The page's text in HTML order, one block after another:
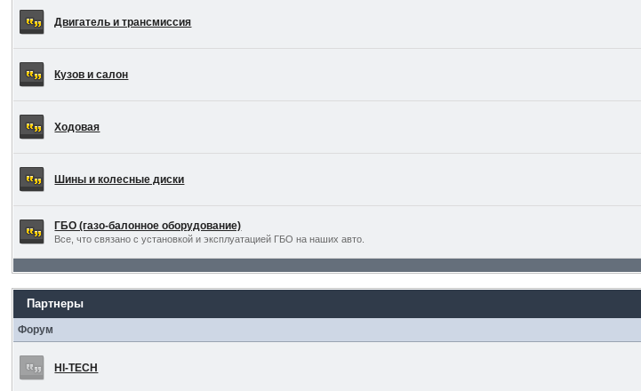
Двигатель и трансмиссия
Кузов и салон
Ходовая
Шины и колесные диски
ГБО (газо-балонное оборудование)
Все, что связано с установкой и эксплуатацией ГБО на наших авто.
Партнеры
Форум
HI-TECH